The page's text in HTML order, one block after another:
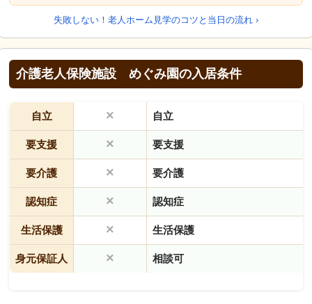
失敗しない！老人ホーム見学のコツと当日の流れ ›
介護老人保険施設 めぐみ園の入居条件
自立 × 自立
要支援 × 要支援
要介護 × 要介護
認知症 × 認知症
生活保護 × 生活保護
身元保証人 × 相談可